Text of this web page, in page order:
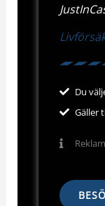
Du
Gäller